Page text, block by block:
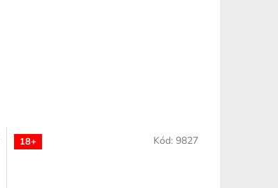
18+ Kód: 9827